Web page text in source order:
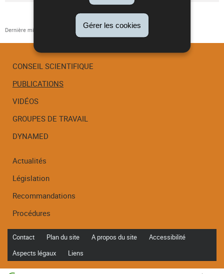
Gérer les cookies
Dernière mise à jour 22/01/2024
Menu
de
navigation
CONSEIL SCIENTIFIQUE
PUBLICATIONS
VIDÉOS
GROUPES DE TRAVAIL
DYNAMED
Actualités
Législation
Recommandations
Procédures
Contact Plan du site A propos du site
Accessibilité
Aspects légaux
Liens
Haut